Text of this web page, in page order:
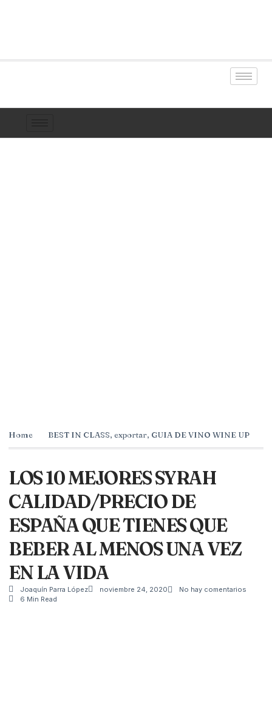
Home BEST IN CLASS, exportar, GUIA DE VINO WINE UP
LOS 10 MEJORES SYRAH
CALIDAD/PRECIO DE
ESPAÑA QUE TIENES QUE
BEBER AL MENOS UNA VEZ
EN LA VIDA
Joaquín Parra López noviembre 24, 2020
No hay comentarios
6 Min Read